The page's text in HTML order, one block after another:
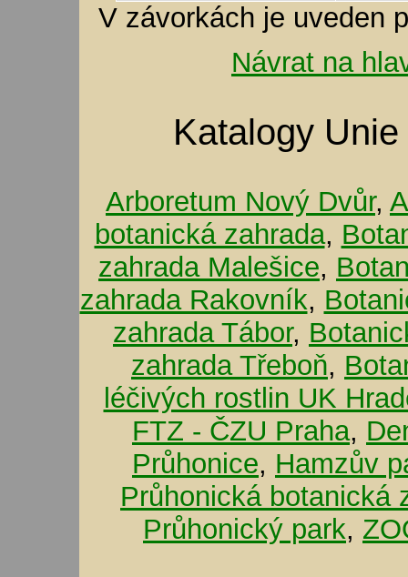
V závorkách je uveden
Návrat na
Katalogy
Arboretum Nový Dvůr,
botanická zahrada,
zahrada Malešice,
zahrada Rakovník,
zahrada Tábor,
zahrada Třeboň,
léčivých rostlin UK
FTZ - ČZU Praha,
Průhonice, Hamzův
Průhonická botanická
Průhonický park,